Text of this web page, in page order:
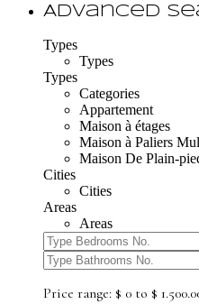
Advanced
Types
Types
Types
Categories
Appartement
Maison à étages
Maison à Paliers
Maison De Plain-
Cities
Cities
Areas
Areas
Price range: $ 0 to $